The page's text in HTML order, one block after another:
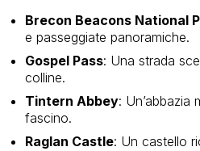
Brecon Beacons National
e passeggiate panoramiche.
Gospel Pass: Una strada
colline.
Tintern Abbey: Un’abbazia
fascino.
Raglan Castle: Un castello